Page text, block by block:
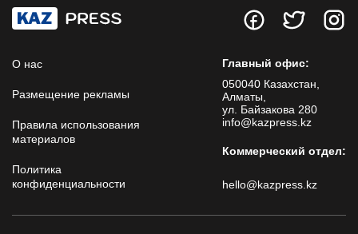
О нас
Размещение рекламы
Правила использования
материалов
Политика
конфиденциальности
Главный офис:
050040 Казахстан,
Алматы,
ул. Байзакова 280
info@kazpress.kz
Коммерческий отдел:
hello@kazpress.kz